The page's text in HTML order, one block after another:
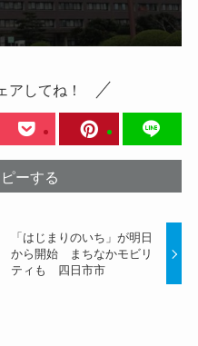
アしてね！
ーする
「はじまりのいち」が明日
から開始 まちなかモビリ
ティも 四日市市